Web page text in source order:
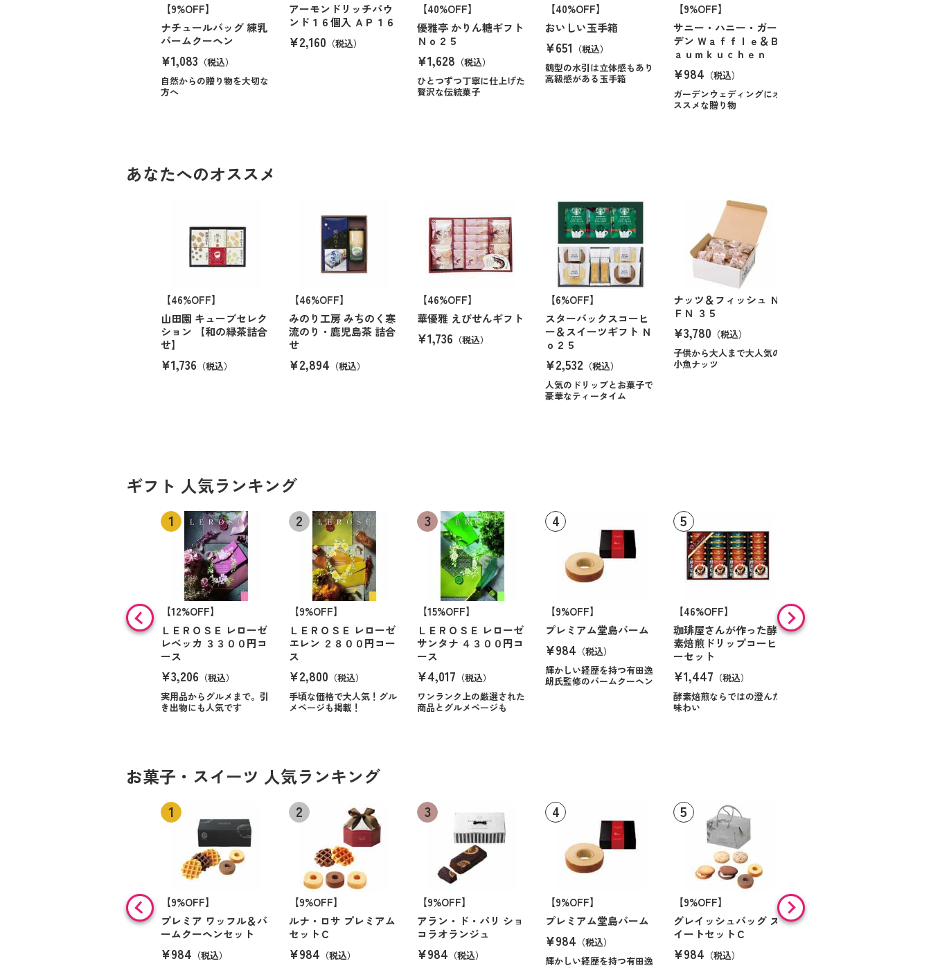
【9%OFF】
ナチュールバッグ 練乳
バームクーヘン
¥1,083 （税込）
自然からの贈り物を大切な
方へ
アーモンドリッチパウ
ンド１６個入 ＡＰ１６
¥2,160 （税込）
【40%OFF】
優雅亭 かりん糖ギフト
Ｎｏ２５
¥1,628 （税込）
ひとつずつ丁寧に仕上げた
贅沢な伝統菓子
【40%OFF】
おいしい玉手箱
¥651 （税込）
鶴型の水引は立体感もあり
高級感がある玉手箱
【9%OFF】
サニー・ハニー・ガー
デン Ｗａｆｆｌｅ＆Ｂ
ａｕｍｋｕｃｈｅｎ
¥984 （税込）
ガーデンウェディングにオ
ススメな贈り物
あなたへのオススメ
【46%OFF】
山田園 キューブセレク
ション 【和の緑茶詰合
せ】
¥1,736 （税込）
【46%OFF】
みのり工房 みちのく寒
流のり・鹿児島茶 詰合
せ
¥2,894 （税込）
【46%OFF】
華優雅 えびせんギフト
¥1,736 （税込）
【6%OFF】
スターバックスコーヒ
ー＆スイーツギフト Ｎ
ｏ２５
¥2,532 （税込）
人気のドリップとお菓子で
豪華なティータイム
ナッツ＆フィッシュ Ｎ
ＦＮ ３５
¥3,780 （税込）
子供から大人まで大人気の
小魚ナッツ
ギフト 人気ランキング
【12%OFF】
ＬＥＲＯＳＥ レローゼ
レベッカ ３３００円コ
ース
¥3,206 （税込）
実用品からグルメまで。引
き出物にも人気です
【9%OFF】
ＬＥＲＯＳＥ レローゼ
エレン ２８００円コー
ス
¥2,800 （税込）
手頃な価格で大人気！グル
メページも掲載！
【15%OFF】
ＬＥＲＯＳＥ レローゼ
サンタナ ４３００円コ
ース
¥4,017 （税込）
ワンランク上の厳選された
商品とグルメページも
【9%OFF】
プレミアム堂島バーム
¥984 （税込）
輝かしい経歴を持つ有田逸
朗氏監修のバームクーヘン
【46%OFF】
珈琲屋さんが作った酵
素焙煎ドリップコーヒ
ーセット
¥1,447 （税込）
酵素焙煎ならではの澄んだ
味わい
【9%OFF】
アラン・ド・パリ ショ
お菓子・スイーツ 人気ランキング
【9%OFF】
プレミア ワッフル＆バ
ームクーヘンセット
¥984 （税込）
【9%OFF】
ルナ・ロサ プレミアム
セットＣ
¥984 （税込）
【9%OFF】
アラン・ド・パリ ショ
コラオランジュ
¥984 （税込）
【9%OFF】
プレミアム堂島バーム
¥984 （税込）
輝かしい経歴を持つ有田逸
【9%OFF】
グレイッシュバッグ ス
イートセットＣ
¥984 （税込）
【46%OFF】
ミル・ガトー スイーツ